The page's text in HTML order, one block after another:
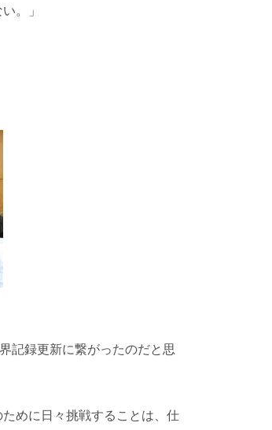
。」
記録更新に繋がったのだと思
めに日々挑戦することは、仕